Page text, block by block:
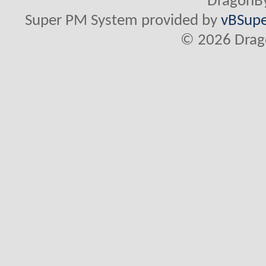
Super PM System provided by
© 2026